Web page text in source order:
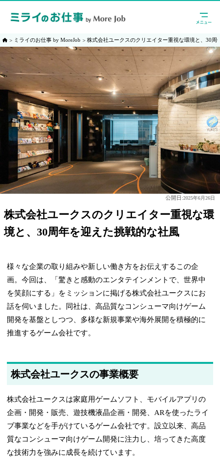
ミライのお仕事 by MoreJob 株式会社ユークスのクリエイター重視な環境と、30周
公開日:2025年6月26日
株式会社ユークスのクリエイター重視な環
境と、30周年を迎えた挑戦的な社風
様々な企業の取り組みや新しい働き方をお伝えするこの企
画。今回は、「驚きと感動のエンタテインメントで、世界中
を笑顔にする」をミッションに掲げる株式会社ユークスにお
話を伺いました。同社は、高品質なコンシューマ向けゲーム
開発を基盤としつつ、多様な新規事業や海外展開を積極的に
推進するゲーム会社です。
株式会社ユークスの事業概要
株式会社ユークスは家庭用ゲームソフト、モバイルアプリの
企画・開発・販売、遊技機液晶企画・開発、ARを使ったライ
ブ事業などを手がけているゲーム会社です。設立以来、高品
質なコンシューマ向けゲーム開発に注力し、培ってきた高度
な技術力を強みに成長を続けています。